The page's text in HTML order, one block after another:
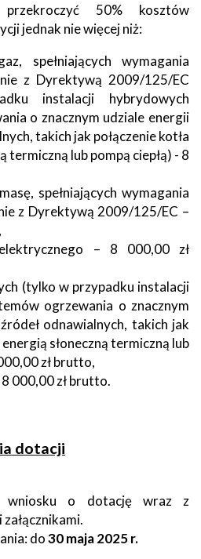
50% kosztów
jednak nie więcej niż:
spełniających wymagania
z Dyrektywą 2009/125/EC
instalacji hybrydowych
o znacznym udziale energii
takich jak połączenie kotła
termiczną lub pompą ciepłą) - 8
spełniających wymagania
z Dyrektywą 2009/125/EC –
– 8 000,00 zł
(tylko w przypadku instalacji
ogrzewania o znacznym
odnawialnych, takich jak
energią słoneczną termiczną lub
zł brutto,
8 000,00 zł brutto.
dotacji
wniosku o dotację wraz z
do30 maja 2025 r.